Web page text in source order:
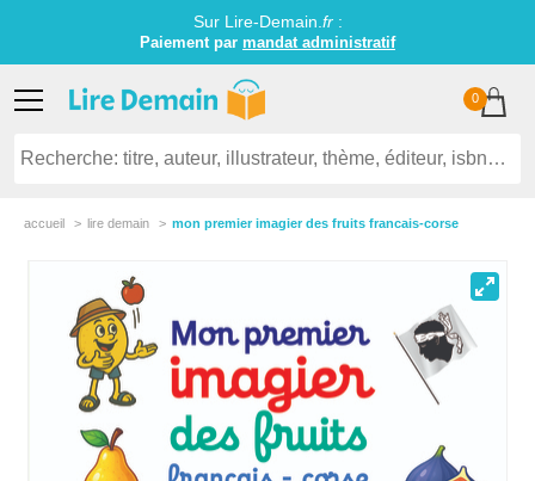
Sur Lire-Demain. fr:
Paiement par mandat administratif
0
accueil lire demain mon premier imagier des fruits francais-corse